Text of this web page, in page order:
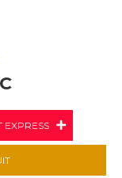
EXPRESS